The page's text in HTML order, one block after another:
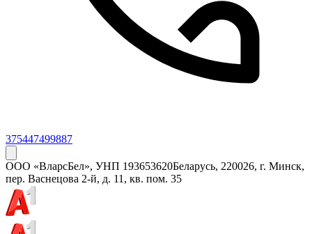
375447499887
ООО «ВларсБел», УНП 193653620Беларусь, 220026, г. Минск,
пер. Васнецова 2-й, д. 11, кв. пом. 35